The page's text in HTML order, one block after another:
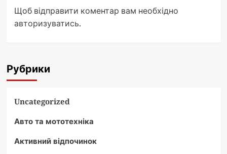
Щоб відправити коментар вам необхідно
авторизуватись.
Рубрики
Uncategorized
Авто та мототехніка
Активний відпочинок